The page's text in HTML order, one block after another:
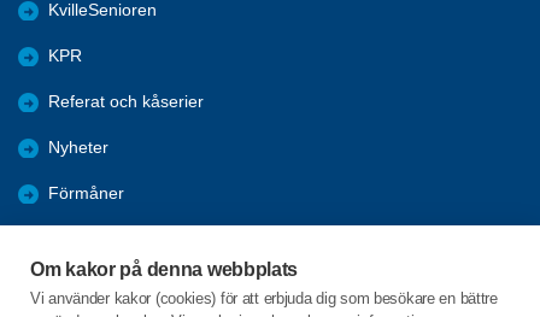
Om kakor på denna webbplats
Vi använder kakor (cookies) för att erbjuda dig som besökare en bättre
KvilleSenioren
KPR
Referat och kåserier
Nyheter
Förmåner
Tanums kommun